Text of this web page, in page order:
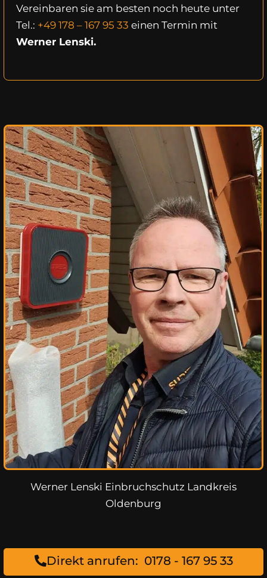
Vereinbaren sie am besten noch heute unter
Tel.: +49 178 – 167 95 33 einen Termin mit
Werner Lenski.
Werner Lenski Einbruchschutz Landkreis
Oldenburg
Direkt anrufen: 0178 - 167 95 33